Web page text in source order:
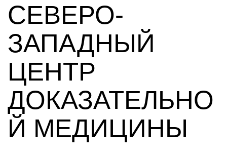
СЕВЕРО-
ЗАПАДНЫЙ
ЦЕНТР
ДОКАЗАТЕЛЬНО
Й МЕДИЦИНЫ